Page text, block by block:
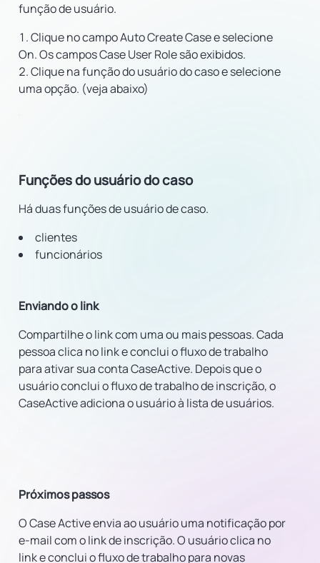
função de usuário.
Clique no campo Auto Create Case e selecione
On. Os campos Case User Role são exibidos.
Clique na função do usuário do caso e selecione
uma opção. (veja abaixo)
Funções do usuário do caso
Há duas funções de usuário de caso.
clientes
funcionários
Enviando o link
Compartilhe o link com uma ou mais pessoas. Cada
pessoa clica no link e conclui o fluxo de trabalho
para ativar sua conta CaseActive. Depois que o
usuário conclui o fluxo de trabalho de inscrição, o
CaseActive adiciona o usuário à lista de usuários.
Próximos passos
O Case Active envia ao usuário uma notificação por
e-mail com o link de inscrição. O usuário clica no
link e conclui o fluxo de trabalho para novas